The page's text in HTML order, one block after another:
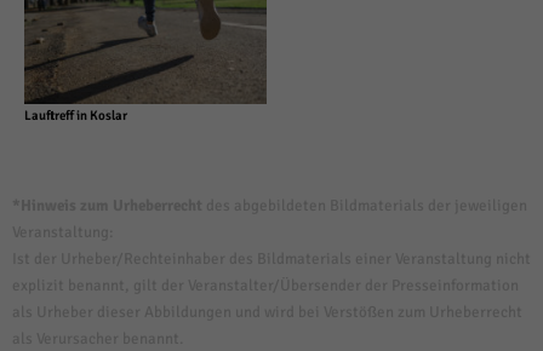
Lauftreff in Koslar